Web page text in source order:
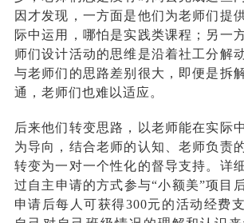
因才发现，一方面是他们为老师们提
际中运用，哪怕是实践类课程 ； 另一
师们设计活动的思维是沿着社工分解
与老师们的思路差别很大，即便是拆
通 ， 老师们也难以适应。
后来他们转变思路，以老师能在实际
为导向，结合老师的认知、老师负责
转变为一对一个性化的督导支持。详
过自主申请的方式参与“小额美”项目
申请后每人可获得300元的活动经费